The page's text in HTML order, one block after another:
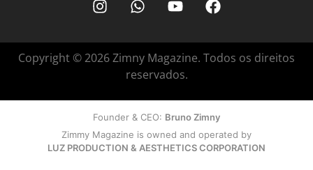
Copyright © 2026 Zimny Magazine. Todos os direitos
reservados.
Founder & CEO: Bruno Zimny
Zimmy Magazine is owned and operated by
LUZ PRODUCTION & AESTHETICS CORPORATION